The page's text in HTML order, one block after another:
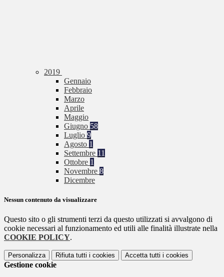
2019
Gennaio
Febbraio
Marzo
Aprile
Maggio
Giugno 58
Luglio 9
Agosto 1
Settembre 11
Ottobre 1
Novembre 8
Dicembre
Nessun contenuto da visualizzare
Questo sito o gli strumenti terzi da questo utilizzati si avvalgono di
cookie necessari al funzionamento ed utili alle finalità illustrate nella
COOKIE POLICY.
Personalizza Rifiuta tutti i cookies Accetta tutti i cookies
Gestione cookie